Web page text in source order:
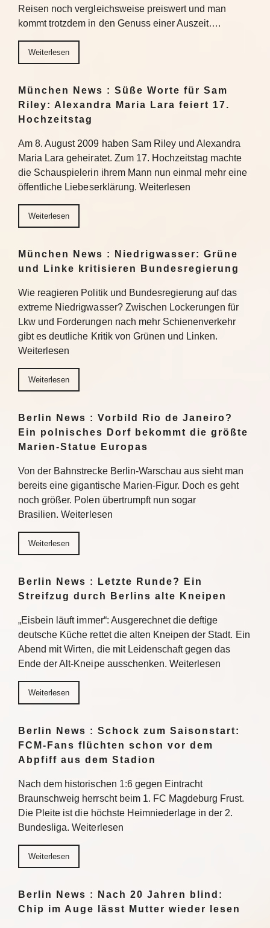
Reisen noch vergleichsweise preiswert und man
kommt trotzdem in den Genuss einer Auszeit….
Weiterlesen
München News : Süße Worte für Sam
Riley: Alexandra Maria Lara feiert 17.
Hochzeitstag
Am 8. August 2009 haben Sam Riley und Alexandra
Maria Lara geheiratet. Zum 17. Hochzeitstag machte
die Schauspielerin ihrem Mann nun einmal mehr eine
öffentliche Liebeserklärung. Weiterlesen
Weiterlesen
München News : Niedrigwasser: Grüne
und Linke kritisieren Bundesregierung
Wie reagieren Politik und Bundesregierung auf das
extreme Niedrigwasser? Zwischen Lockerungen für
Lkw und Forderungen nach mehr Schienenverkehr
gibt es deutliche Kritik von Grünen und Linken.
Weiterlesen
Weiterlesen
Berlin News : Vorbild Rio de Janeiro?
Ein polnisches Dorf bekommt die größte
Marien-Statue Europas
Von der Bahnstrecke Berlin-Warschau aus sieht man
bereits eine gigantische Marien-Figur. Doch es geht
noch größer. Polen übertrumpft nun sogar
Brasilien. Weiterlesen
Weiterlesen
Berlin News : Letzte Runde? Ein
Streifzug durch Berlins alte Kneipen
„Eisbein läuft immer“: Ausgerechnet die deftige
deutsche Küche rettet die alten Kneipen der Stadt. Ein
Abend mit Wirten, die mit Leidenschaft gegen das
Ende der Alt-Kneipe ausschenken. Weiterlesen
Weiterlesen
Berlin News : Schock zum Saisonstart:
FCM-Fans flüchten schon vor dem
Abpfiff aus dem Stadion
Nach dem historischen 1:6 gegen Eintracht
Braunschweig herrscht beim 1. FC Magdeburg Frust.
Die Pleite ist die höchste Heimniederlage in der 2.
Bundesliga. Weiterlesen
Weiterlesen
Berlin News : Nach 20 Jahren blind:
Chip im Auge lässt Mutter wieder lesen